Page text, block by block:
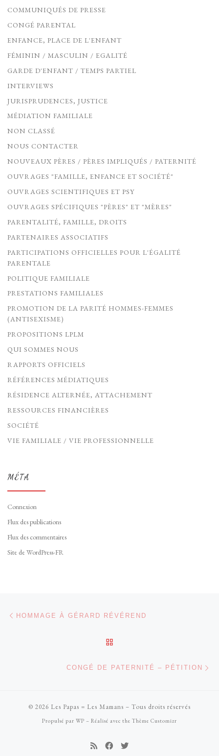
COMMUNIQUÉS DE PRESSE
CONGÉ PARENTAL
ENFANCE, PLACE DE L'ENFANT
FÉMININ / MASCULIN / EGALITÉ
GARDE D'ENFANT / TEMPS PARTIEL
INTERVIEWS
JURISPRUDENCES, JUSTICE
MÉDIATION FAMILIALE
NON CLASSÉ
NOUS CONTACTER
NOUVEAUX PÈRES / PÈRES IMPLIQUÉS / PATERNITÉ
OUVRAGES "FAMILLE, ENFANCE ET SOCIÉTÉ"
OUVRAGES SCIENTIFIQUES ET PSY
OUVRAGES SPÉCIFIQUES "PÈRES" ET "MÈRES"
PARENTALITÉ, FAMILLE, DROITS
PARTENAIRES ASSOCIATIFS
PARTICIPATIONS OFFICIELLES POUR L'ÉGALITÉ
PARENTALE
POLITIQUE FAMILIALE
PRESTATIONS FAMILIALES
PROMOTION DE LA PARITÉ HOMMES-FEMMES
(ANTISEXISME)
PROPOSITIONS LPLM
QUI SOMMES NOUS
RAPPORTS OFFICIELS
RÉFÉRENCES MÉDIATIQUES
RÉSIDENCE ALTERNÉE, ATTACHEMENT
RESSOURCES FINANCIÈRES
SOCIÉTÉ
VIE FAMILIALE / VIE PROFESSIONNELLE
MÉTA
Connexion
Flux des publications
Flux des commentaires
Site de WordPress-FR
Parcourir les articles
HOMMAGE À GÉRARD RÉVÉREND
CONGÉ DE PATERNITÉ – PÉTITION
© 2026 Les Papas = Les Mamans – Tous droits réservés
Propulsé par WP – Réalisé avec the Thème Customizr